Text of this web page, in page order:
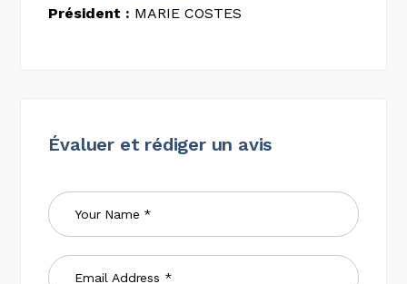
Président : MARIE COSTES
Évaluer et rédiger un avis